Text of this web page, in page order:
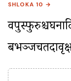
SHLOKA 10 →